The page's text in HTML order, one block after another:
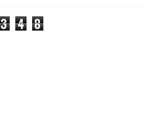
3 4 8